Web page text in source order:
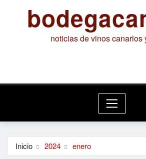
noticias de vinos
Inicio 2024 enero